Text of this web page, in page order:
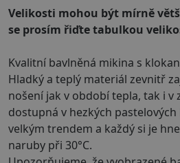
Velikosti mohou být mírně
se prosím řiďte tabulkou
Kvalitní bavlněná mikina s
Hladký a teplý materiál zevnitř
nošení jak v období tepla, tak i v
dostupná v hezkých
velkým trendem a každý si je
naruby při 30°C.